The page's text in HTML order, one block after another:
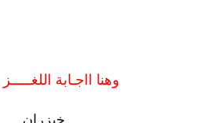
وهنا ااجـابة
خيزران